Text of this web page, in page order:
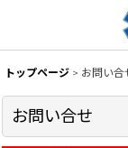
トップページ > お問い合
お問い合せ